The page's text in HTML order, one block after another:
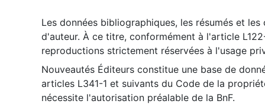
Les données bibliographiques, les résumés et
d'auteur. À ce titre, conformément à l'article
reproductions strictement réservées à l'usage
Nouveautés Éditeurs constitue une base de
articles L341-1 et suivants du Code de la
nécessite l'autorisation préalable de la BnF.